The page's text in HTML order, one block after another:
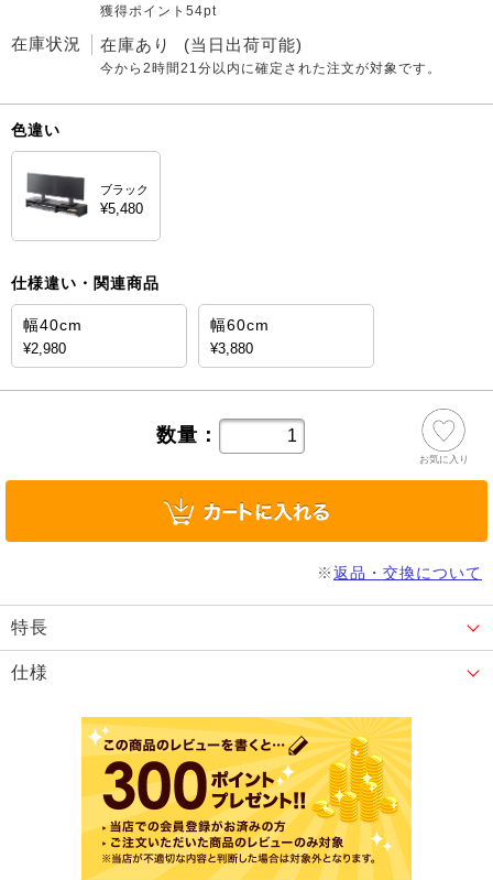
獲得ポイント54pt
在庫状況 在庫あり (当日出荷可能)
今から2時間21分 以内に確定された注文が対象です。
色違い
ブラック
¥5,480
仕様違い・関連商品
幅40cm
¥2,980
幅60cm
¥3,880
数量：
お気に入り
※返品・交換について
特長
仕様